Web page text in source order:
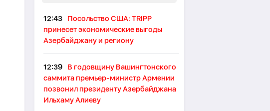
12:43
Посольство США: TRIPP
принесет экономические выгоды
Азербайджану и региону
12:39
В годовщину Вашингтонского
саммита премьер-министр Армении
позвонил президенту Азербайджана
Ильхаму Алиеву